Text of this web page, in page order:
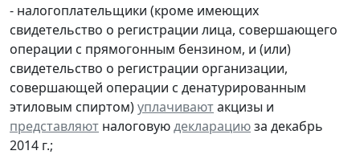
- налогоплательщики (кроме имеющих
свидетельство о регистрации лица, совершающего
операции с прямогонным бензином, и (или)
свидетельство о регистрации организации,
совершающей операции с денатурированным
этиловым спиртом)уплачиваютакцизы и
представляют налоговуюдекларациюза декабрь
2014 г.;